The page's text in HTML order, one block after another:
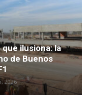
ilusiona: la
de Buenos
2026